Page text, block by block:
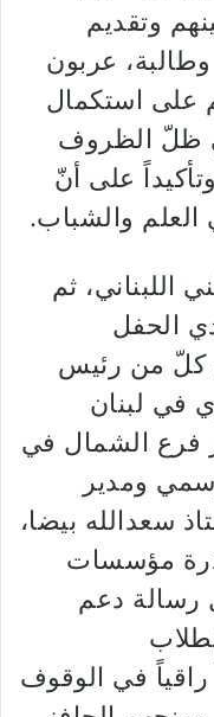
وتقديم
عربون
على استكمال
ظلّ الظروف
على أنّ
العلم والشباب.
اللبناني، ثم
الحفل
كلّ من رئيس
في لبنان
فرع الشمال في
ومدير
سعدالله بيضا،
مؤسسات
رسالة دعم
في الوقوف